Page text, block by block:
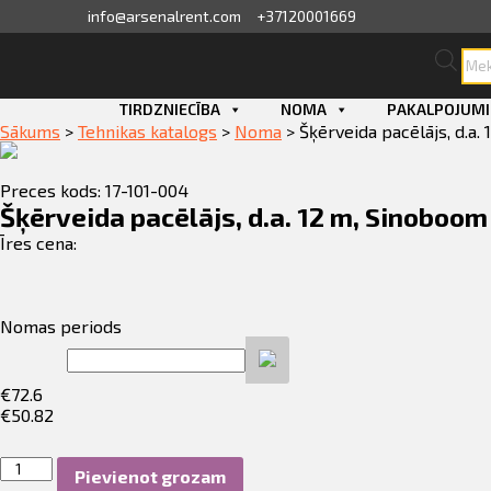
info@arsenalrent.com +37120001669
informācija
pavadzīmes
piedāvājumi
to
content
TIRDZNIECĪBA NOMA PAKALPOJUMI
Sākums > Tehnikas katalogs > Noma > Šķērveida pacēlājs, d.a.
Preces kods: 17-101-004
Šķērveida pacēlājs, d.a. 12 m,
Īres cena:
Nomas periods
€72.6
€50.82
ŠķērveidaPievienot grozam